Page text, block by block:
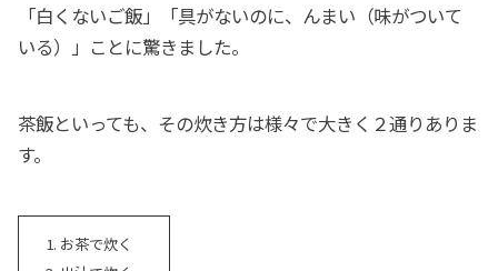
「白くないご飯」「具がないのに、んまい（味がついて
いる）」ことに驚きました。
茶飯といっても、その炊き方は様々で大きく２通りありま
す。
お茶で炊く